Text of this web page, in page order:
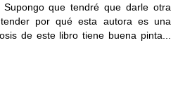
que tendré que darle otra
por qué esta autora es una
de este libro tiene buena pinta...